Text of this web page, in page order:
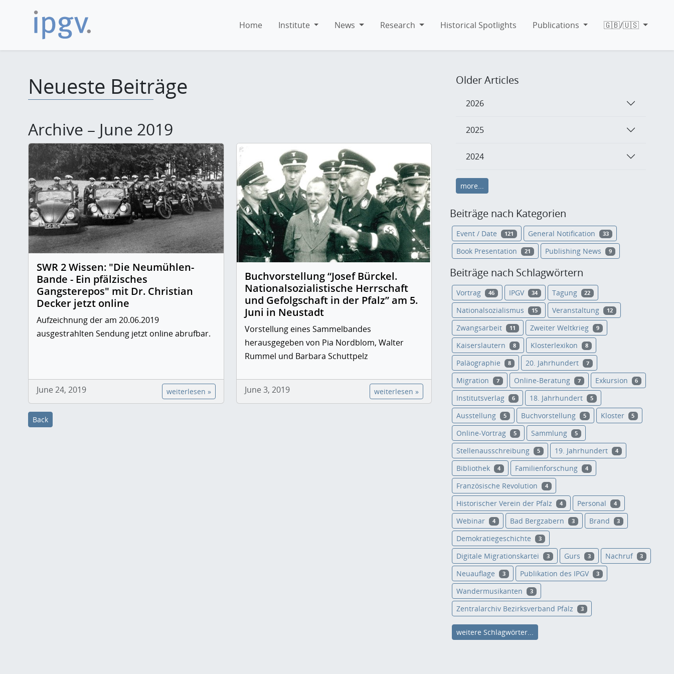
Home Institute News Research Historical Spotlights Publications 🇬🇧/🇺🇸
Neueste Beiträge
Archive – June 2019
SWR 2 Wissen: "Die Neumühlen-
Bande - Ein pfälzisches
Gangsterepos" mit Dr. Christian
Decker jetzt online
Aufzeichnung der am 20.06.2019
ausgestrahlten Sendung jetzt online abrufbar.
June 24, 2019 weiterlesen »
Buchvorstellung “Josef Bürckel.
Nationalsozialistische Herrschaft
und Gefolgschaft in der Pfalz” am 5.
Juni in Neustadt
Vorstellung eines Sammelbandes
herausgegeben von Pia Nordblom, Walter
Rummel und Barbara Schuttpelz
June 3, 2019 weiterlesen »
Back
Older Articles
2026
2025
2024
more...
Beiträge nach Kategorien
Event / Date 121 General Notification 33
Book Presentation 21 Publishing News 9
Beiträge nach Schlagwörtern
Vortrag 46 IPGV 34 Tagung 22
Nationalsozialismus 15 Veranstaltung 12
Zwangsarbeit 11 Zweiter Weltkrieg 9
Kaiserslautern 8 Klosterlexikon 8
Paläographie 8 20. Jahrhundert 7
Migration 7 Online-Beratung 7 Exkursion 6
Institutsverlag 6 18. Jahrhundert 5
Ausstellung 5 Buchvorstellung 5 Kloster 5
Online-Vortrag 5 Sammlung 5
Stellenausschreibung 5 19. Jahrhundert 4
Bibliothek 4 Familienforschung 4
Französische Revolution 4
Historischer Verein der Pfalz 4 Personal 4
Webinar 4 Bad Bergzabern 3 Brand 3
Demokratiegeschichte 3
Digitale Migrationskartei 3 Gurs 3 Nachruf 3
Neuauflage 3 Publikation des IPGV 3
Wandermusikanten 3
Zentralarchiv Bezirksverband Pfalz 3
weitere Schlagwörter...